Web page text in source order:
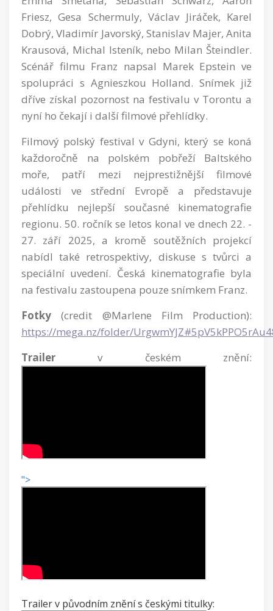
Friesz, Gesa Schermuly, Václav Jiráček, Karel
Dobrý, Vladimír Javorský, Stanislav Majer, Anita
Krausová, Michal Isteník, nebo Milan Šteindler.
Scénář filmu Franz napsal Marek Epstein ve
spolupráci s Agnieszkou Holland. Snímek již
dříve získal pozornost na festivalu v Torontu a
nyní ho čekají i další filmové přehlídky.
Filmový polský festival v Gdyni, který se koná
každoročně na polském pobřeží Baltského
moře, patří mezi nejprestižnější filmové
události ve střední Evropě a představuje
přehlídku nejlepší současné kinematografie
regionu. 50. ročník se letos konal ve dnech 22. -
27. září 2025, a kromě soutěžních projekcí
nabídl také retrospektivy, diskuse s tvůrci a
speciální uvedení. Česká kinematografie byla
na festivalu zastoupena pouze snímkem Franz.
Fotky (credit @Marlene Film Production):
https://mega.nz/folder/
Trailer v českém znění:
">
Trailer v původním znění s českými titulky: